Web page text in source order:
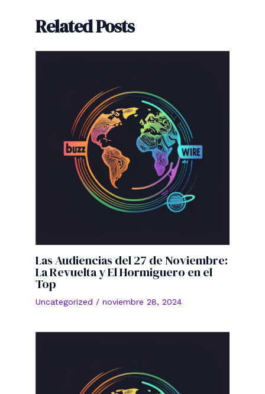
Related Posts
Las Audiencias del 27 de Noviembre:
La Revuelta y El Hormiguero en el
Top
Uncategorized / noviembre 28, 2024